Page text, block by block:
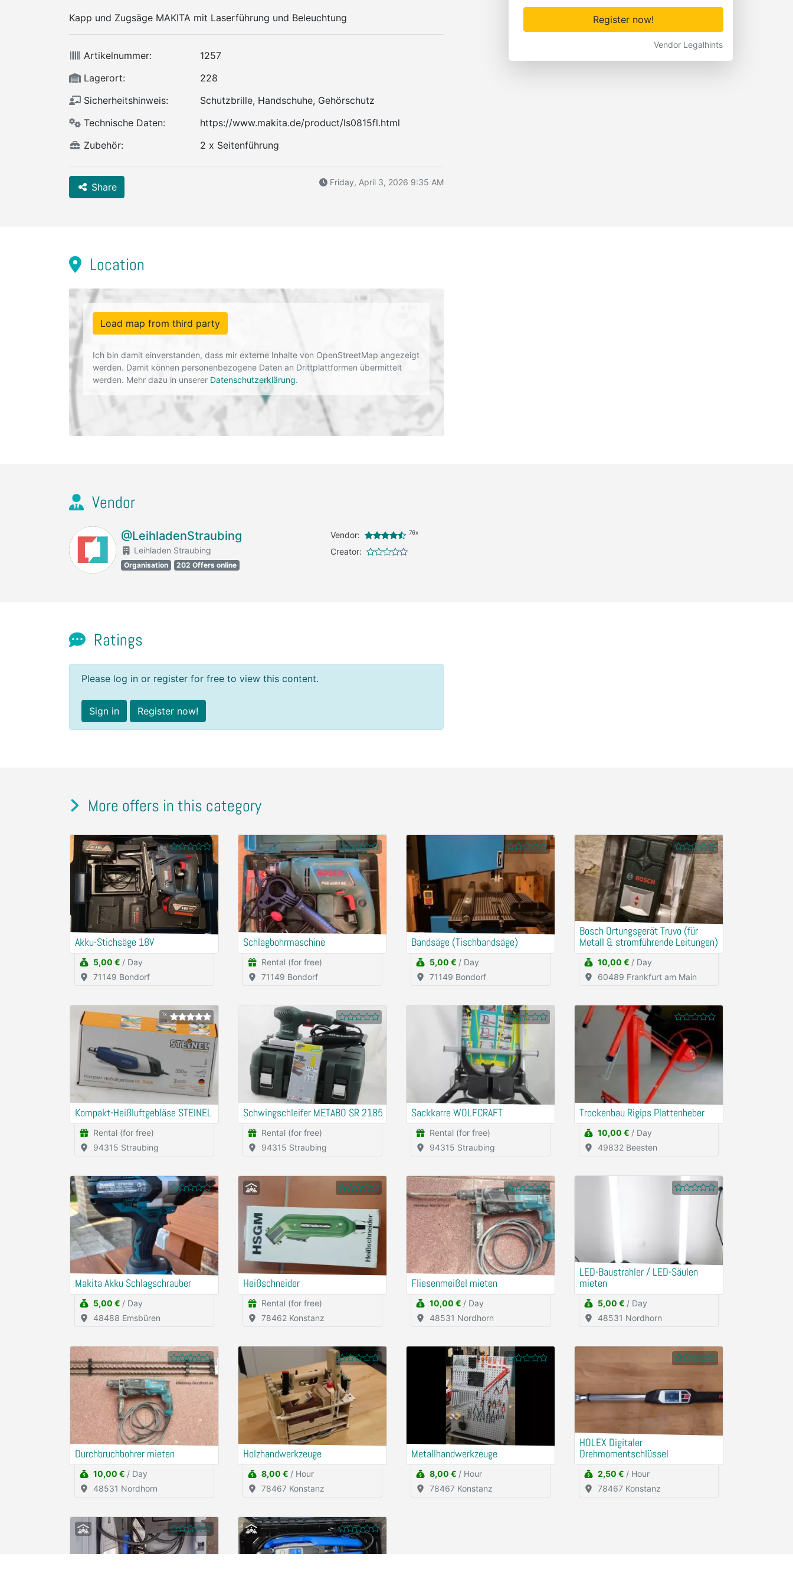
Register now!
Vendor Legalhints
Kapp und Zugsäge MAKITA mit Laserführung und Beleuchtung
Artikelnummer:
1257
Lagerort:
228
Sicherheitshinweis:
Schutzbrille, Handschuhe, Gehörschutz
Technische Daten:
https://www.makita.de/product/ls0815fl.html
Zubehör:
2 x Seitenführung
Share Friday, April 3, 2026 9:35 AM
Location
Load map from third party
Ich bin damit einverstanden, dass mir externe Inhalte von OpenStreetMap angezeigt
werden. Damit können personenbezogene Daten an Drittplattformen übermittelt
werden. Mehr dazu in unserer Datenschutzerklärung.
Vendor
@LeihladenStraubing
Leihladen Straubing
Organisation 202 Offers online
Vendor: 76x
Creator:
Ratings
Please log in or register for free to view this content.
Sign in Register now!
More offers in this category
Akku-Stichsäge 18V
5,00 € / Day
71149 Bondorf
Schlagbohrmaschine
Rental (for free)
71149 Bondorf
Bandsäge (Tischbandsäge)
5,00 € / Day
71149 Bondorf
Bosch Ortungsgerät Truvo (für
Metall & stromführende Leitungen)
10,00 € / Day
60489 Frankfurt am Main
1x
Kompakt-Heißluftgebläse STEINEL
Rental (for free)
94315 Straubing
Schwingschleifer METABO SR 2185
Rental (for free)
94315 Straubing
Sackkarre WOLFCRAFT
Rental (for free)
94315 Straubing
Trockenbau Rigips Plattenheber
10,00 € / Day
49832 Beesten
Makita Akku Schlagschrauber
5,00 € / Day
48488 Emsbüren
Heißschneider
Rental (for free)
78462 Konstanz
Fliesenmeißel mieten
10,00 € / Day
48531 Nordhorn
LED-Baustrahler / LED-Säulen
mieten
5,00 € / Day
48531 Nordhorn
Durchbruchbohrer mieten
10,00 € / Day
48531 Nordhorn
Holzhandwerkzeuge
8,00 € / Hour
78467 Konstanz
Metallhandwerkzeuge
8,00 € / Hour
78467 Konstanz
HOLEX Digitaler
Drehmomentschlüssel
2,50 € / Hour
78467 Konstanz